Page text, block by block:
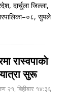
दार्चुला जिल्ला,
सुपले
रास्वपाकाे
सुरू
२१, बिहीबार १४:३६